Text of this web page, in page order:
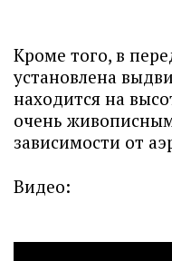
Кроме того, в
установлена
находится на
очень
зависимости от
Видео: